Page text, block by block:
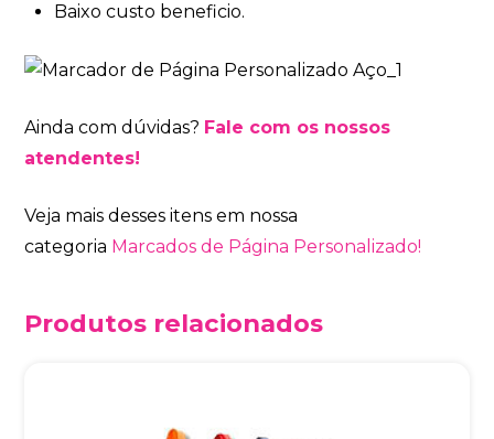
Baixo custo beneficio.
Ainda com dúvidas? Fale com os nossos
atendentes!
Veja mais desses itens em nossa
categoria Marcados de Página Personalizado!
Produtos relacionados